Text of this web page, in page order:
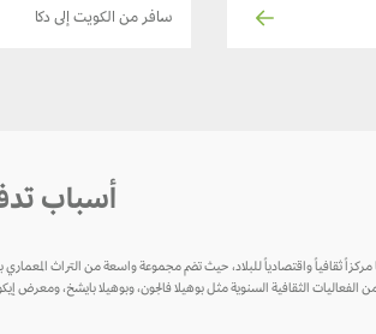
سافر من الكويت إلى دكا
أسباب
ثقافياً واقتصادياً للبلاد، حيث تضم مجموعة واسعة من التراث المعماري
من الفعاليات الثقافية السنوية مثل بوهيلا فالجون، وبوهيلا بايشخ،